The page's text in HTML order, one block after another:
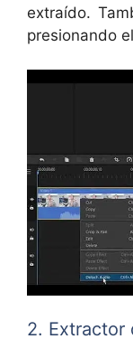
extraído.
presionando
2. Extractor